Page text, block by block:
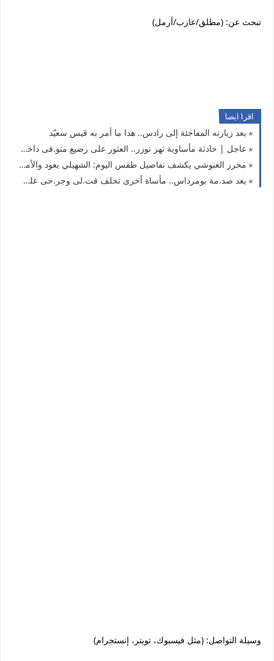
تبحث عن: (مطلق/عازب/أرمل)
اقرا ايضا
بعد زيارته المفاجئة إلى رادس.. هذا ما أمر به قيس سعيّد
عاجل | حادثة مأساوية تهز توزر.. العثور على رضيع متو.فى داخل كيس بلاستيكي والسلطات تكشف أولى التفاصيل
محرز الغنوشي يكشف تفاصيل طقس اليوم: الشهيلي يعود والأمطار الرعدية تشمل هذه الولايات
بعد صد.مة بومرداس.. مأساة أخرى تخلف قت.لى وجر.حى على طريق باتنة – أدرار
وسيلة التواصل: (مثل فيسبوك، تويتر، إنستجرام)